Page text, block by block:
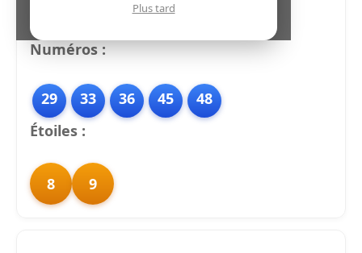
Plus tard
Pronostics Euromillions (IA)
Numéros :
29 33 36 45
48
Étoiles :
8 9